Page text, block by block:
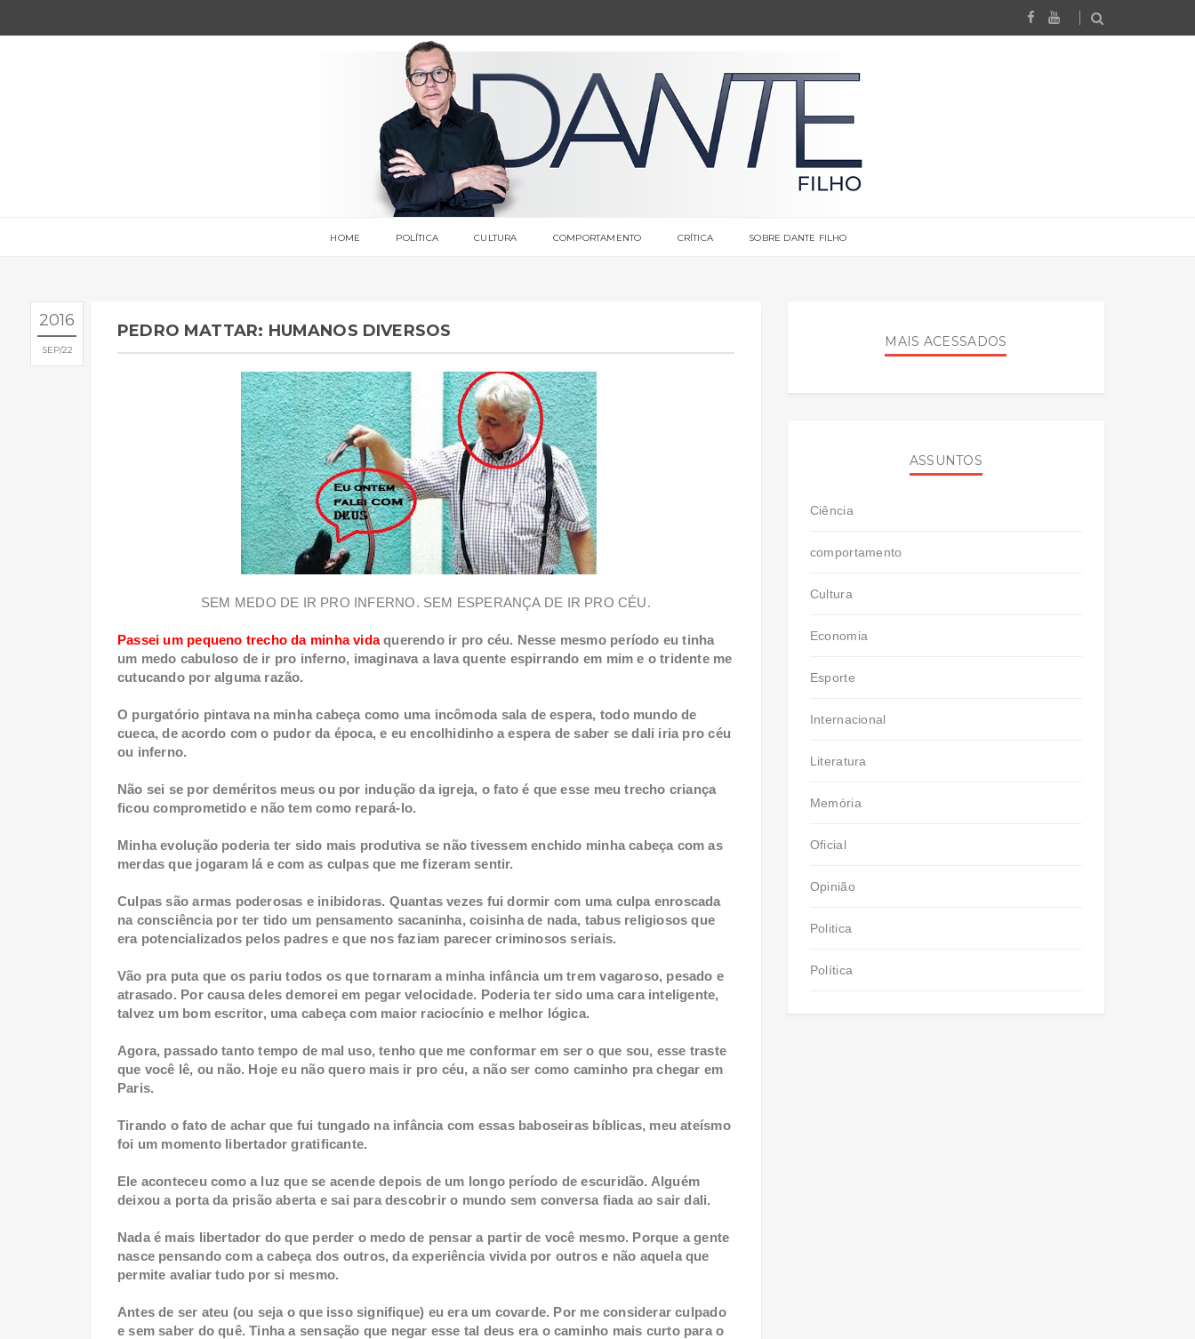
HOME POLÍTICA CULTURA COMPORTAMENTO CRÍTICA SOBRE DANTE FILHO
2016
SEP 22
PEDRO MATTAR: HUMANOS DIVERSOS
SEM MEDO DE IR PRO INFERNO. SEM ESPERANÇA DE IR PRO CÉU.
Passei um pequeno trecho da minha vidaquerendo ir pro céu. Nesse mesmo período eu tinha
um medo cabuloso de ir pro inferno, imaginava a lava quente espirrando em mim e o tridente me
cutucando por alguma razão.
O purgatório pintava na minha cabeça como uma incômoda sala de espera, todo mundo de
cueca, de acordo com o pudor da época, e eu encolhidinho a espera de saber se dali iria pro céu
ou inferno.
Não sei se por deméritos meus ou por indução da igreja, o fato é que esse meu trecho criança
ficou comprometido e não tem como repará-lo.
Minha evolução poderia ter sido mais produtiva se não tivessem enchido minha cabeça com as
merdas que jogaram lá e com as culpas que me fizeram sentir.
Culpas são armas poderosas e inibidoras. Quantas vezes fui dormir com uma culpa enroscada
na consciência por ter tido um pensamento sacaninha, coisinha de nada, tabus religiosos que
era potencializados pelos padres e que nos faziam parecer criminosos seriais.
Vão pra puta que os pariu todos os que tornaram a minha infância um trem vagaroso, pesado e
atrasado. Por causa deles demorei em pegar velocidade. Poderia ter sido uma cara inteligente,
talvez um bom escritor, uma cabeça com maior raciocínio e melhor lógica.
Agora, passado tanto tempo de mal uso, tenho que me conformar em ser o que sou, esse traste
que você lê, ou não. Hoje eu não quero mais ir pro céu, a não ser como caminho pra chegar em
Paris.
Tirando o fato de achar que fui tungado na infância com essas baboseiras bíblicas, meu ateísmo
foi um momento libertador gratificante.
Ele aconteceu como a luz que se acende depois de um longo período de escuridão. Alguém
deixou a porta da prisão aberta e sai para descobrir o mundo sem conversa fiada ao sair dali.
Nada é mais libertador do que perder o medo de pensar a partir de você mesmo. Porque a gente
nasce pensando com a cabeça dos outros, da experiência vivida por outros e não aquela que
permite avaliar tudo por si mesmo.
Antes de ser ateu (ou seja o que isso signifique) eu era um covarde. Por me considerar culpado
e sem saber do quê. Tinha a sensação que negar esse tal deus era o caminho mais curto para o
MAIS ACESSADOS
ASSUNTOS
Ciência
comportamento
Cultura
Economia
Esporte
Internacional
Literatura
Memória
Oficial
Opinião
Politica
Política